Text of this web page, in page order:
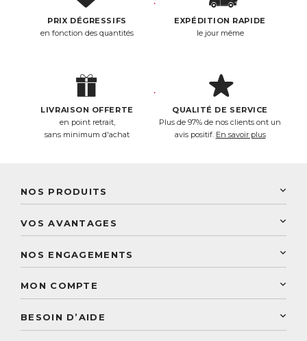
PRIX DÉGRESSIFS
en fonction des quantités
EXPÉDITION RAPIDE
le jour même
LIVRAISON OFFERTE
en point retrait,
sans minimum d'achat
QUALITÉ DE SERVICE
Plus de 97% de nos clients ont un
avis positif. En savoir plus
NOS PRODUITS
Laboratoire Landais
Découvrez le catalogue
VOS AVANTAGES
Paiement sécurisé
Conseils personnalisés
NOS ENGAGEMENTS
Conseil personnalisé
MON COMPTE
BESOIN D’AIDE